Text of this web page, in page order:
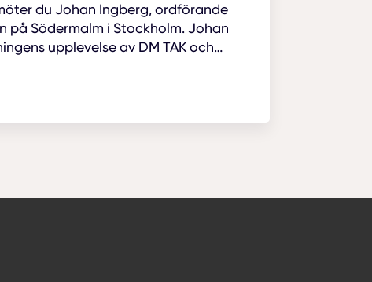
du Johan Ingberg, ordförande
på Södermalm i Stockholm. Johan
upplevelse av DM TAK och